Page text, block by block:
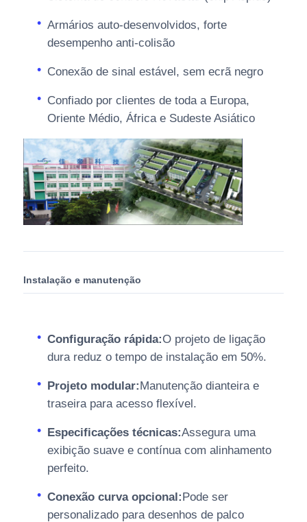
Armários auto-desenvolvidos, forte
desempenho anti-colisão
Conexão de sinal estável, sem ecrã negro
Confiado por clientes de toda a Europa,
Oriente Médio, África e Sudeste Asiático
Instalação e manutenção
Configuração rápida:O projeto de ligação
dura reduz o tempo de instalação em 50%.
Projeto modular:Manutenção dianteira e
traseira para acesso flexível.
Especificações técnicas:Assegura uma
exibição suave e contínua com alinhamento
perfeito.
Conexão curva opcional:Pode ser
personalizado para desenhos de palco